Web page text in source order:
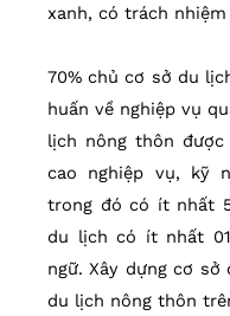
xanh, có trách nhiệm
70% chủ cơ sở du
huấn về nghiệp vụ
lịch nông thôn
cao nghiệp vụ, kỹ
trong đó có ít nhất
du lịch có ít nhất
ngữ. Xây dựng cơ
du lịch nông thôn